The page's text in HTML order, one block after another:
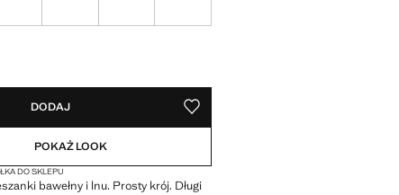
DODAJ ZAPISZ W ULUBIONYCH
POKAŻ LOOK
DO SKLEPU
bawełny i lnu. Prosty krój. Długi